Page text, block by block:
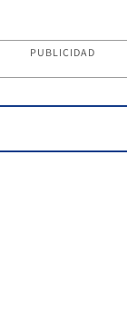
PUBLICIDAD